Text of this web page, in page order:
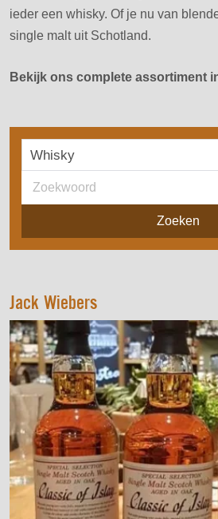
ieder een whisky. Of je nu van
single malt uit Schotland.
Bekijk ons complete assortiment
Selecteer de categorie
Whisky
Zoeken
Jack Wiebers